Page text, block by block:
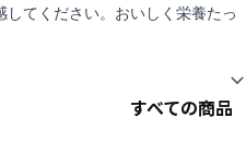
てください。おいしく栄養たっ
すべての商品